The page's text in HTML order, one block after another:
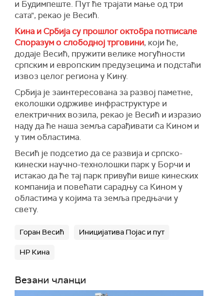
и Будимпеште. Пут ће трајати мање од три
сата", рекао је Весић.
Кина и Србија су прошлог октобра потписале
Споразум о слободној трговини, који ће,
додаје Весић, пружити велике могућности
српским и европским предузецима и подстаћи
извоз целог региона у Кину.
Србија је заинтересована за развој паметне,
еколошки одрживе инфраструктуре и
електричних возила, рекао је Весић и изразио
наду да ће наша земља сарађивати са Кином и
у тим областима.
Весић је подсетио да се развија и српско-
кинески научно-технолошки парк у Борчи и
истакао да ће тај парк привући више кинеских
компанија и повећати сарадњу са Кином у
областима у којима та земља предњачи у
свету.
Горан Весић Иницијатива Појас и пут
НР Кина
Везани чланци